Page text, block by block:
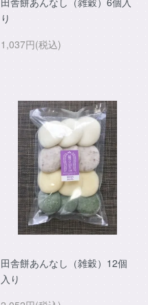
り
1,037円(税込)
田舎餅あんなし（雑穀）12個
入り